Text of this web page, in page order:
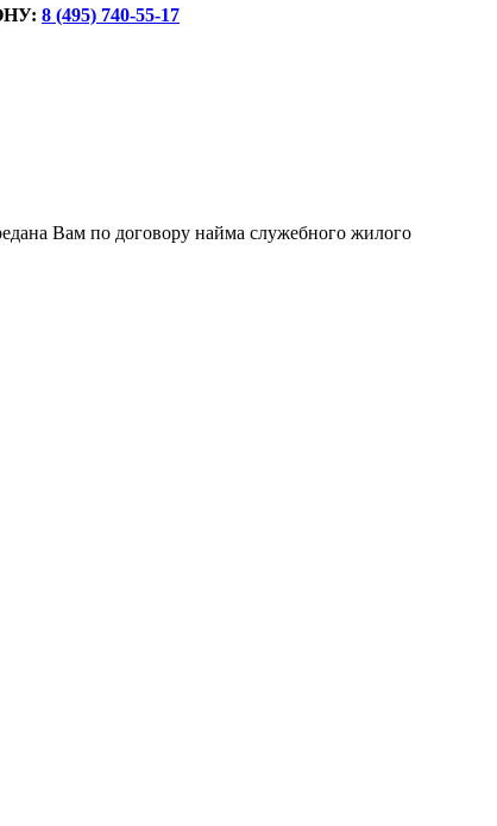
8 (495) 740-55-17
Вам по договору найма служебного жилого